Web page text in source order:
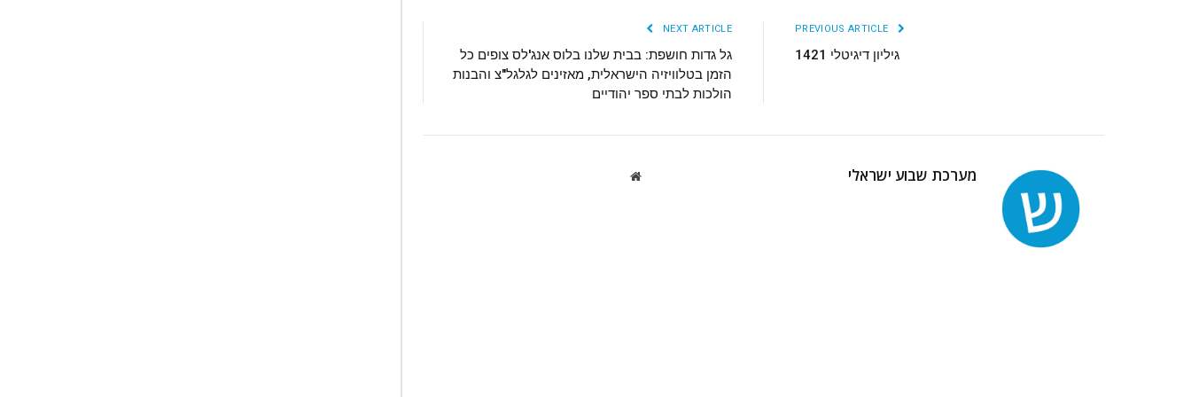
גיליון דיגיטלי 1421
NEXT ARTICLE
גל גדות חושפת: בבית שלנו בלוס אנג'לס צופים כל
הזמן בטלוויזיה הישראלית, מאזינים לגלגל"צ והבנות
הולכות לבתי ספר יהודיים
מערכת שבוע ישראלי Website